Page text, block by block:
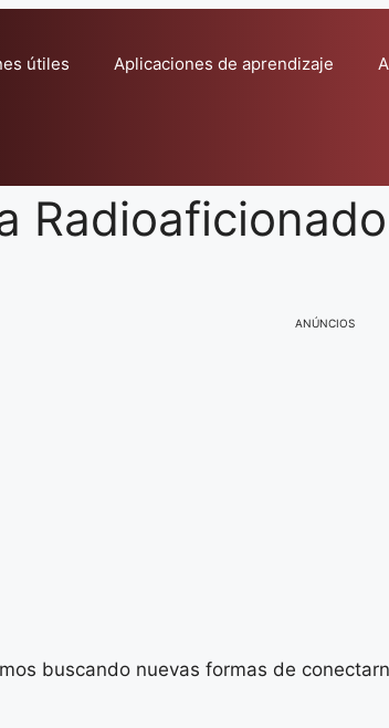
útiles Aplicaciones de aprendizaje
ANÚNCIOS
buscando nuevas formas de